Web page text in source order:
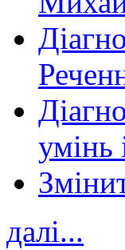
умінь
далі...